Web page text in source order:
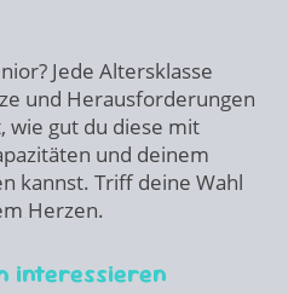
Jede Altersklasse
und Herausforderungen
wie gut du diese mit
und deinem
kannst. Triff deine Wahl
Herzen.
interessieren